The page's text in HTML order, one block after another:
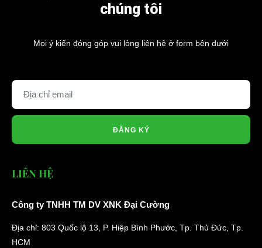
chúng tôi
Mọi ý kiến đóng góp vui lòng liên hệ ở form bên dưới
ĐĂNG KÝ
LIÊN HỆ
Công ty TNHH TM DV XNK Đại Cường
Địa chỉ: 803 Quốc lộ 13, P. Hiệp Bình Phước, Tp. Thủ Đức, Tp.
HCM